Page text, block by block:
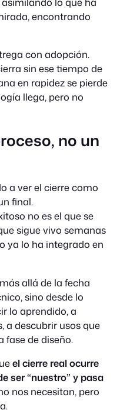
encontrando
con adopción.
sin ese tiempo de
en rapidez se pierde
llega, pero no
no un
a ver el cierre como
final.
no es el que se
sigue vivo semanas
ya lo ha integrado en
allá de la fecha
sino desde lo
lo aprendido, a
a descubrir usos que
fase de diseño.
el cierre real ocurre
ser “nuestro” y pasa
nos necesitan, pero